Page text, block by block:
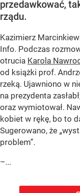
przedawkować,
rządu.
Kazimierz
Info. Podczas
otrucia Karola
od książki prof.
rzeką. Ujawniono w
na prezydenta
oraz wymiotował.
kobiet w rękę, bo to
Sugerowano, że
problem”.
–...